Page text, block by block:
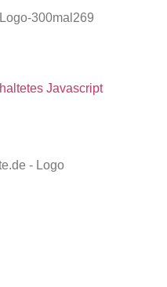
Javascript